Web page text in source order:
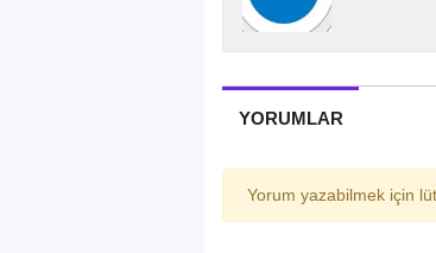
YORUMLAR
Yorum yazabilmek için